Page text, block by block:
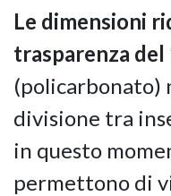
Le dimensioni
trasparenza
(policarbonato)
divisione tra
in questo
permettono di